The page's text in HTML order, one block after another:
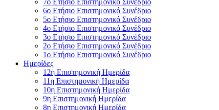
7ο Ετήσιο Επιστημονικό Συνέδριο
6ο Ετήσιο Επιστημονικό Συνέδριο
5ο Ετήσιο Επιστημονικό Συνέδριο
4ο Ετήσιο Επιστημονικό Συνέδριο
3ο Ετήσιο Επιστημονικό Συνέδριο
2ο Ετήσιο Επιστημονικό Συνέδριο
1ο Ετήσιο Επιστημονικό Συνέδριο
Ημερίδες
12η Επιστημονική Ημερίδα
11η Επιστημονική Ημερίδα
10η Επιστημονική Ημερίδα
9η Επιστημονική Ημερίδα
8η Επιστημονική Ημερίδα